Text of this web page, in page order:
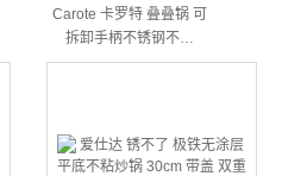
Carote 卡罗特 叠叠锅 可
拆卸手柄不锈钢不…